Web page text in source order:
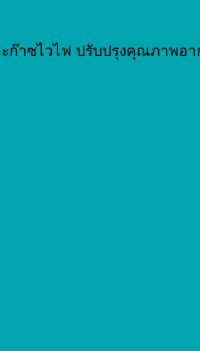
ก๊าซไวไฟ ปรับปรุงคุณภาพอา